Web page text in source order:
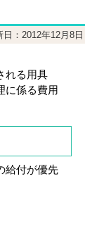
日：2012年12月8日
れる用具
に係る費用
給付が優先